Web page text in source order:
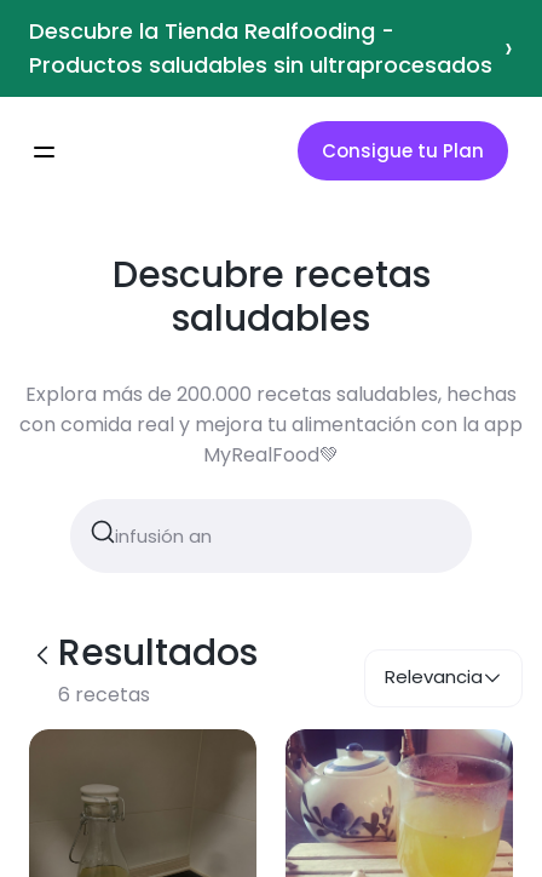
Descubre la Tienda Realfooding -
Productos saludables sin ultraprocesados ›
Consigue tu Plan
Descubre recetas
saludables
Explora más de 200.000 recetas saludables, hechas
con comida real y mejora tu alimentación con la app
MyRealFood💚
Resultados
6 recetas
Relevancia